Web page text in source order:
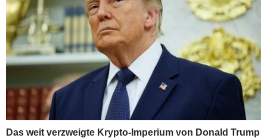
Das weit verzweigte Krypto-Imperium von Donald Trump